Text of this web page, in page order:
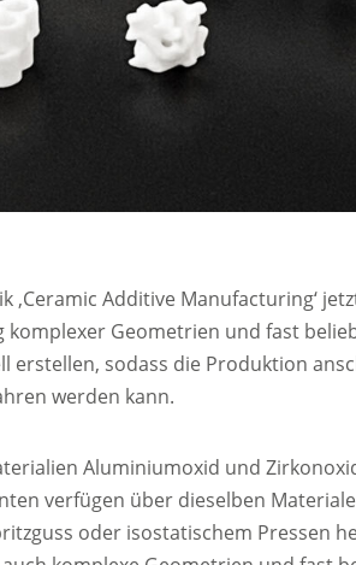
Additive Manufacturing‘
Geometrien und fast
erstellen, sodass die Produktion
werden kann.
Aluminiumoxid und
verfügen über dieselben
oder isostatischem Pressen